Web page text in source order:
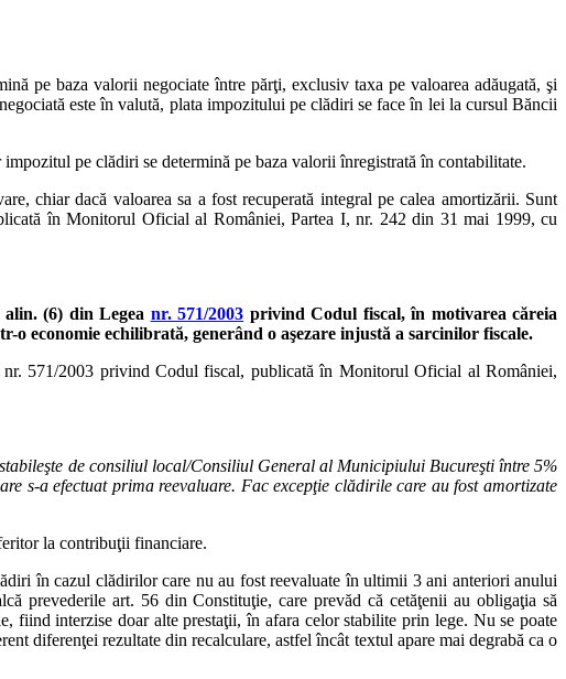
pe baza valorii negociate între părţi, exclusiv taxa pe valoarea adăugată, şi
este în valută, plata impozitului pe clădiri se face în lei la cursul Băncii
pe clădiri se determină pe baza valorii înregistrată în contabilitate.
chiar dacă valoarea sa a fost recuperată integral pe calea amortizării. Sunt
în Monitorul Oficial al României, Partea I, nr. 242 din 31 mai 1999, cu
(6) din Legea nr. 571/2003 privind Codul fiscal, în motivarea căreia
economie echilibrată, generând o aşezare injustă a sarcinilor fiscale.
571/2003 privind Codul fiscal, publicată în Monitorul Oficial al României,
de consiliul local/Consiliul General al Municipiului Bucureşti între 5%
s-a efectuat prima reevaluare. Fac excepţie clădirile care au fost amortizate
la contribuţii financiare.
în cazul clădirilor care nu au fost reevaluate în ultimii 3 ani anteriori anului
prevederile art. 56 din Constituţie, care prevăd că cetăţenii au obligaţia să
fiind interzise doar alte prestaţii, în afara celor stabilite prin lege. Nu se poate
diferenţei rezultate din recalculare, astfel încât textul apare mai degrabă ca o